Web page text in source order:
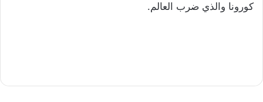
كورونا والذي ضرب العالم.